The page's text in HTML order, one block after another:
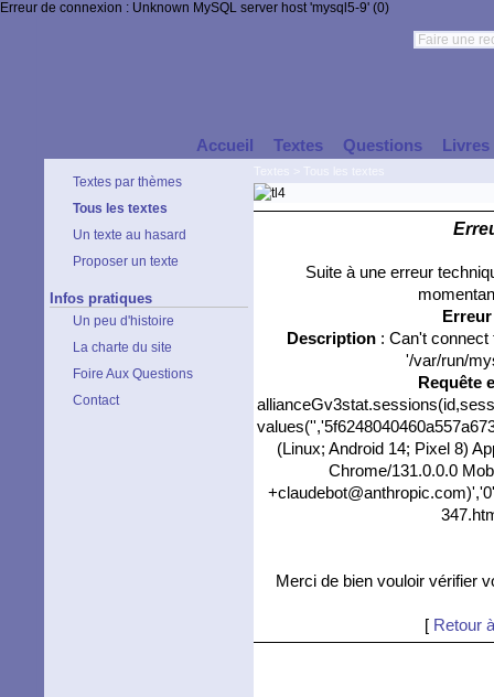
Erreur de connexion : Unknown MySQL server host 'mysql5-9' (0)
Accueil Textes Questions Livres
Textes par thèmes
Tous les textes
Un texte au hasard
Proposer un texte
Infos pratiques
Un peu d'histoire
La charte du site
Foire Aux Questions
Contact
Suite à une erreur
Description: Can't connect
'/var/run/
Requête
(Linux; Android 14; Pixel 8)
Chrome/131.0.0.0
Merci de bien vouloir vérifier
[ Retour